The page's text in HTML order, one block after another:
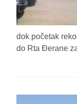
dok početak
do Rta Đerane